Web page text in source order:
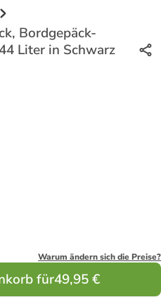
Bordgepäck-
Liter in Schwarz
Warum ändern sich die Preise?
für49,95 €